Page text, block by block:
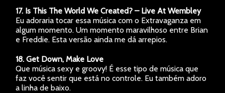
17. Is This The World We Created? – Live At Wembley
Eu adoraria tocar essa música com o Extravaganza em
algum momento. Um momento maravilhoso entre Brian
e Freddie. Esta versão ainda me dá arrepios.
18. Get Down, Make Love
Que música sexy e groovy! É esse tipo de música que
faz você sentir que está no controle. Eu também adoro
a linha de baixo.